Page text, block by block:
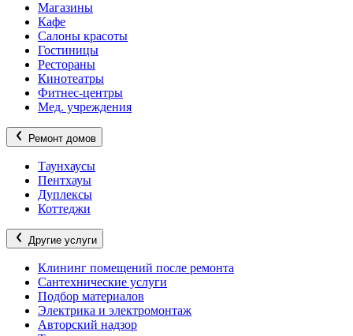
Магазины
Кафе
Салоны красоты
Гостиницы
Рестораны
Кинотеатры
Фитнес-центры
Мед. учреждения
Ремонт домов
Таунхаусы
Пентхауы
Дуплексы
Коттеджи
Другие услуги
Клининг помещений после ремонта
Сантехнические услуги
Подбор материалов
Электрика и электромонтаж
Авторский надзор